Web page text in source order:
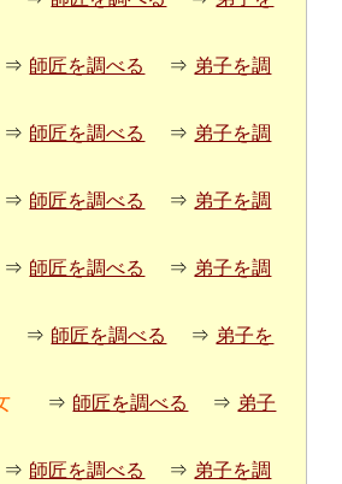
⇒ 師匠を調べる ⇒ 弟子を調
⇒ 師匠を調べる ⇒ 弟子を調
⇒ 師匠を調べる ⇒ 弟子を調
⇒ 師匠を調べる ⇒ 弟子を調
⇒ 師匠を調べる ⇒ 弟子を
⇒ 師匠を調べる ⇒ 弟子
⇒ 師匠を調べる ⇒ 弟子を調